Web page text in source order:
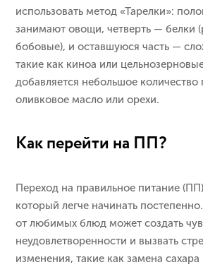
использовать метод «Тарелки»:
занимают овощи, четверть — белки
бобовые), и оставшуюся часть —
такие как киноа или
добавляется небольшое
оливковое масло или орехи.
Как перейти на ПП?
Переход на правильное питание
который легче начинать
от любимых блюд может создать
неудовлетворенности и вызвать
изменения, такие как замена